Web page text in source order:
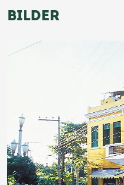
BILDER